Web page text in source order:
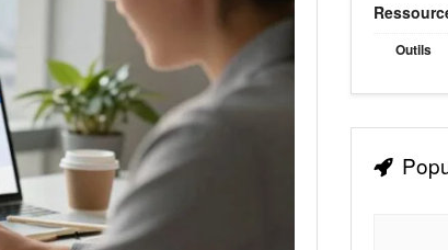
Outils